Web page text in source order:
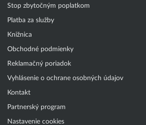
Stop zbytočným poplatkom
Platba za služby
Knižnica
Obchodné podmienky
Reklamačný poriadok
Vyhlásenie o ochrane osobných údajov
Kontakt
Partnerský program
Nastavenie cookies